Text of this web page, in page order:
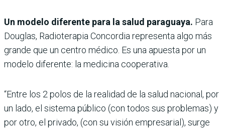
Un modelo diferente para la salud paraguaya. Para
Douglas, Radioterapia Concordia representa algo más
grande que un centro médico. Es una apuesta por un
modelo diferente: la medicina cooperativa.
“Entre los 2 polos de la realidad de la salud nacional, por
un lado, el sistema público (con todos sus problemas) y
por otro, el privado, (con su visión empresarial), surge